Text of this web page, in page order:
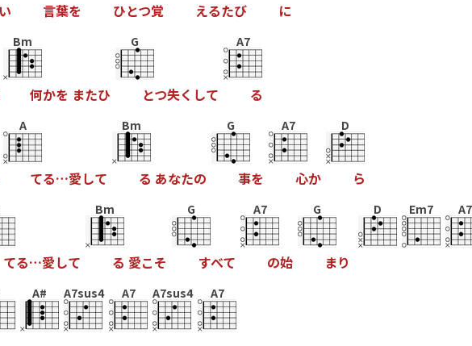
い 言葉を ひとつ覚 えるたび に
Bm
何かを またひ
G
とつ失く して
A7
る
A
てる…愛して
Bm
る あなたの
G
事を
A7
心か
D
ら
てる…愛して
Bm
る 愛こそ
G
すべて
A7
の始
G
まり
D Em7 A7
A# A7sus4 A7 A7sus4 A7